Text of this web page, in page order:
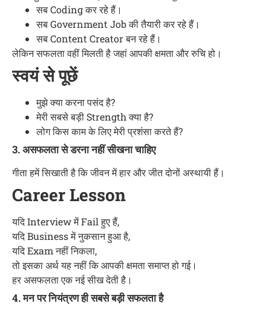
सब Coding कर रहे हैं।
सब Government Job की तैयारी कर रहे हैं।
सब Content Creator बन रहे हैं।
लेकिन सफलता वहीं मिलती है जहां आपकी क्षमता और रुचि हो।
स्वयं से पूछें
मुझे क्या करना पसंद है?
मेरी सबसे बड़ी Strength क्या है?
लोग किस काम के लिए मेरी प्रशंसा करते हैं?
3. असफलता से डरना नहीं सीखना चाहिए
गीता हमें सिखाती है कि जीवन में हार और जीत दोनों अस्थायी हैं।
Career Lesson
यदि Interview में Fail हुए हैं,
यदि Business में नुकसान हुआ है,
यदि Exam नहीं निकला,
तो इसका अर्थ यह नहीं कि आपकी क्षमता समाप्त हो गई।
हर असफलता एक नई सीख देती है।
4. मन पर नियंत्रण ही सबसे बड़ी सफलता है